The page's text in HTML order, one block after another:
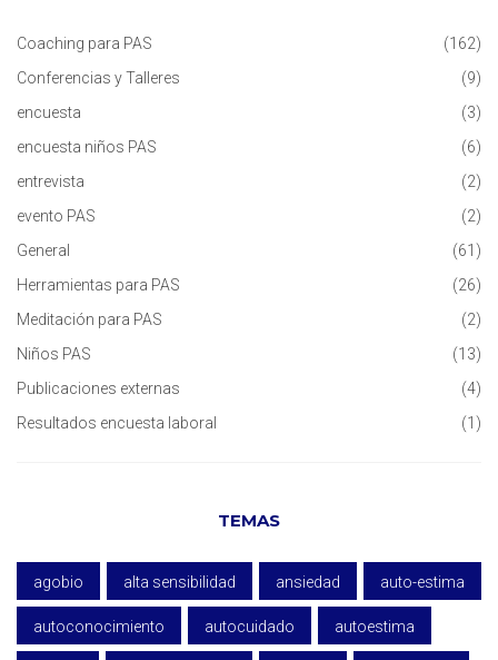
Coaching para PAS
(162)
Conferencias y Talleres
(9)
encuesta
(3)
encuesta niños PAS
(6)
entrevista
(2)
evento PAS
(2)
General
(61)
Herramientas para PAS
(26)
Meditación para PAS
(2)
Niños PAS
(13)
Publicaciones externas
(4)
Resultados encuesta laboral
(1)
TEMAS
agobio alta sensibilidad ansiedad auto-estima
autoconocimiento autocuidado autoestima